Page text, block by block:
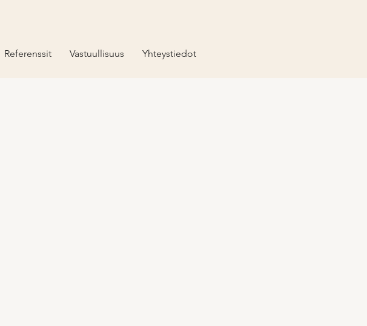
Referenssit Vastuullisuus Yhteystiedot